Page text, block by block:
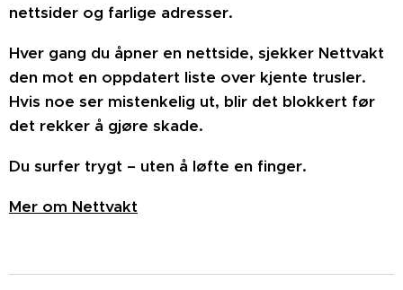
nettsider og farlige adresser.
Hver gang du åpner en nettside, sjekker Nettvakt
den mot en oppdatert liste over kjente trusler.
Hvis noe ser mistenkelig ut, blir det blokkert før
det rekker å gjøre skade.
Du surfer trygt – uten å løfte en finger.
Mer om Nettvakt